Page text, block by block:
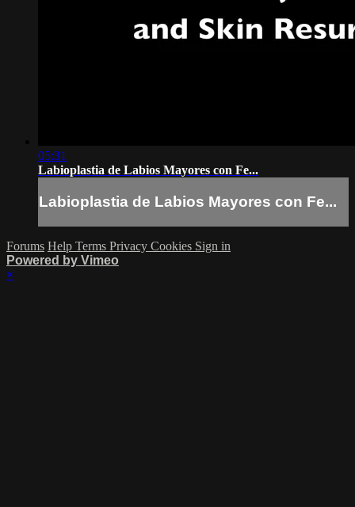
05:31
Labioplastia de Labios Mayores con Fe...
Labioplastia de Labios Mayores con Fe...
Forums Help Terms Privacy Cookies Sign in
Powered by Vimeo
×